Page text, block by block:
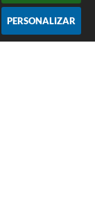
PERSONALIZAR